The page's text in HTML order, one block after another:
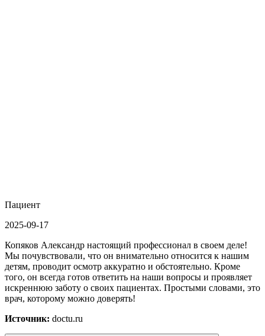
Пациент
2025-09-17
Копяков Александр настоящий профессионал в своем деле!
Мы почувствовали, что он внимательно относится к нашим
детям, проводит осмотр аккуратно и обстоятельно. Кроме
того, он всегда готов ответить на наши вопросы и проявляет
искреннюю заботу о своих пациентах. Простыми словами, это
врач, которому можно доверять!
Источник: doctu.ru